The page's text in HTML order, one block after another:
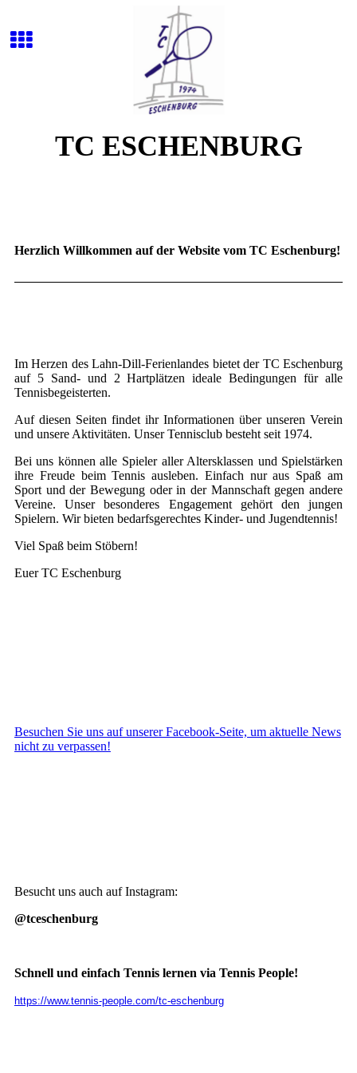
TC ESCHENBURG
Herzlich Willkommen auf der Website vom TC Eschenburg!
Im Herzen des Lahn-Dill-Ferienlandes bietet der TC Eschenburg
auf 5 Sand- und 2 Hartplätzen ideale Bedingungen für alle
Tennisbegeisterten.
Auf diesen Seiten findet ihr Informationen über unseren Verein
und unsere Aktivitäten. Unser Tennisclub besteht seit 1974.
Bei uns können alle Spieler aller Altersklassen und Spielstärken
ihre Freude beim Tennis ausleben. Einfach nur aus Spaß am
Sport und der Bewegung oder in der Mannschaft gegen andere
Vereine. Unser besonderes Engagement gehört den jungen
Spielern. Wir bieten bedarfsgerechtes Kinder- und Jugendtennis!
Viel Spaß beim Stöbern!
Euer TC Eschenburg
Besuchen Sie uns auf unserer Facebook-Seite, um aktuelle News
nicht zu verpassen!
Besucht uns auch auf Instagram:
@tceschenburg
Schnell und einfach Tennis lernen via Tennis People!
https://www.tennis-people.com/tc-eschenburg